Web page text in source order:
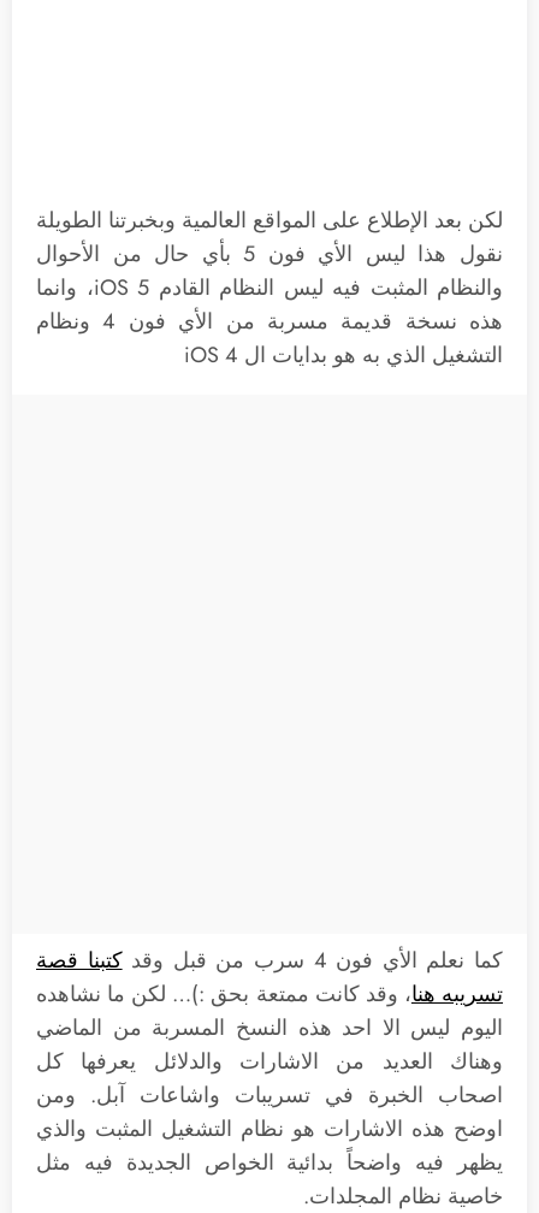
لكن بعد الإطلاع على المواقع العالمية وبخبرتنا الطويلة
نقول هذا ليس الأي فون 5 بأي حال من الأحوال
والنظام المثبت فيه ليس النظام القادم iOS 5، وانما
هذه نسخة قديمة مسربة من الأي فون 4 ونظام
التشغيل الذي به هو بدايات ال iOS 4
كما نعلم الأي فون 4 سرب من قبل وقد
كتبنا قصة
تسريبه هنا، وقد كانت ممتعة بحق :)… لكن ما نشاهده
اليوم ليس الا احد هذه النسخ المسربة من الماضي
وهناك العديد من الاشارات والدلائل يعرفها كل
اصحاب الخبرة في تسريبات واشاعات آبل. ومن
اوضح هذه الاشارات هو نظام التشغيل المثبت والذي
يظهر فيه واضحاً بدائية الخواص الجديدة فيه مثل
خاصية نظام المجلدات.